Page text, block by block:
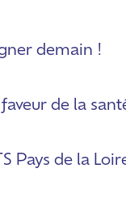
demain !
de la
Pays de la